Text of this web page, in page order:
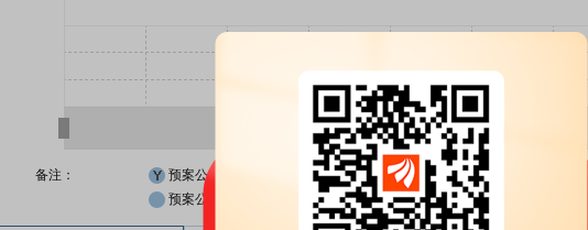
备注： 预案公布日 股权登记日
预案公布日前一交易日
股权登记日前一交易日